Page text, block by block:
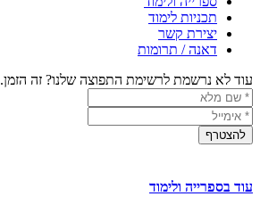
תכניות לימוד
יצירת קשר
דאנה / תרומות
עוד לא נרשמת לרשימת התפוצה שלנו? זה הזמן.
עוד בספרייה ולימוד